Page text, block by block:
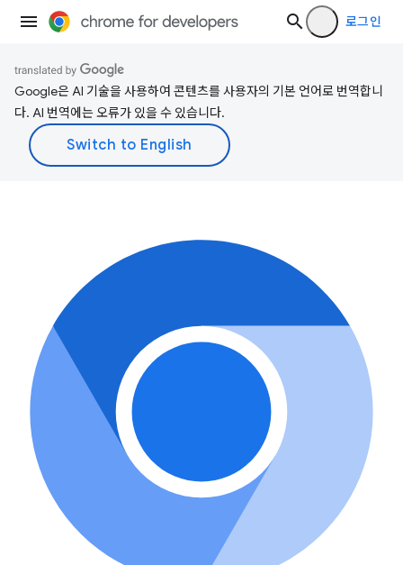
로그인
Google은 AI 기술을 사용하여 콘텐츠를 사용자의 기본 언어로 번역합니
다. AI 번역에는 오류가 있을 수 있습니다.